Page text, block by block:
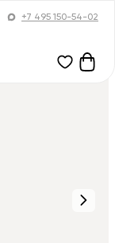
+7 495 150-54-02